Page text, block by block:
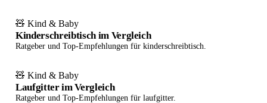
🧸 Kind & Baby
Kinderschreibtisch im Vergleich
Ratgeber und Top-Empfehlungen für kinderschreibtisch.
🧸 Kind & Baby
Laufgitter im Vergleich
Ratgeber und Top-Empfehlungen für laufgitter.